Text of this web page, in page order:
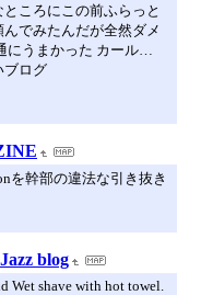
ころにこの前ふらっと
でみたんだが全然ダメ
にうまかった カール…
ブログ
を幹部の違法な引き抜き
blog
Wet shave with hot towel.